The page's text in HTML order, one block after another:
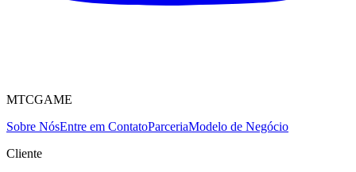
MTCGAME
Sobre NósEntre em ContatoParceriaModelo de Negócio
Cliente